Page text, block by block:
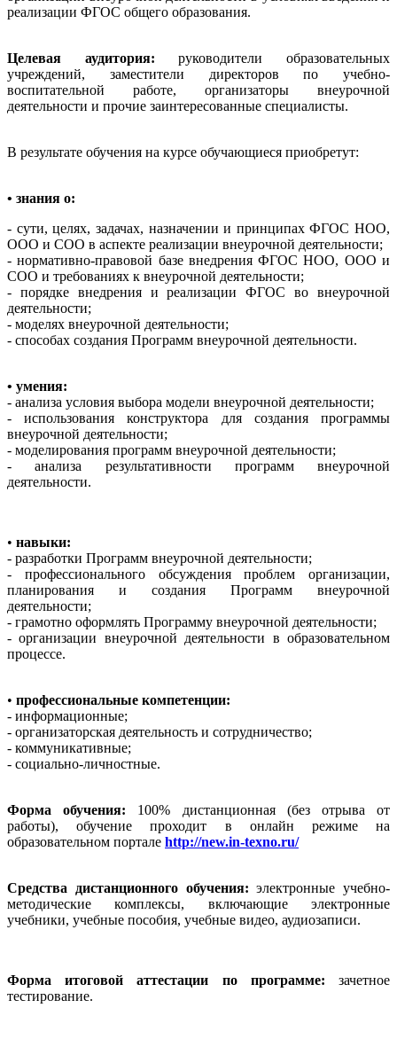
реализации ФГОС общего образования.
Целевая аудитория: руководители образовательных
учреждений, заместители директоров по учебно-
воспитательной работе, организаторы внеурочной
деятельности и прочие заинтересованные специалисты.
В результате обучения на курсе обучающиеся приобретут:
• знания о:
- сути, целях, задачах, назначении и принципах ФГОС НОО,
ООО и СОО в аспекте реализации внеурочной деятельности;
- нормативно-правовой базе внедрения ФГОС НОО, ООО и
СОО и требованиях к внеурочной деятельности;
- порядке внедрения и реализации ФГОС во внеурочной
деятельности;
- моделях внеурочной деятельности;
- способах создания Программ внеурочной деятельности.
• умения:
- анализа условия выбора модели внеурочной деятельности;
- использования конструктора для создания программы
внеурочной деятельности;
- моделирования программ внеурочной деятельности;
- анализа результативности программ внеурочной
деятельности.
• навыки:
- разработки Программ внеурочной деятельности;
- профессионального обсуждения проблем организации,
планирования и создания Программ внеурочной
деятельности;
- грамотно оформлять Программу внеурочной деятельности;
- организации внеурочной деятельности в образовательном
процессе.
• профессиональные компетенции:
- информационные;
- организаторская деятельность и сотрудничество;
- коммуникативные;
- социально-личностные.
Форма обучения: 100% дистанционная (без отрыва от
работы), обучение проходит в онлайн режиме на
образовательном портале http://new.in-texno.ru/
Средства дистанционного обучения: электронные учебно-
методические комплексы, включающие электронные
учебники, учебные пособия, учебные видео, аудиозаписи.
Форма итоговой аттестации по программе: зачетное
тестирование.